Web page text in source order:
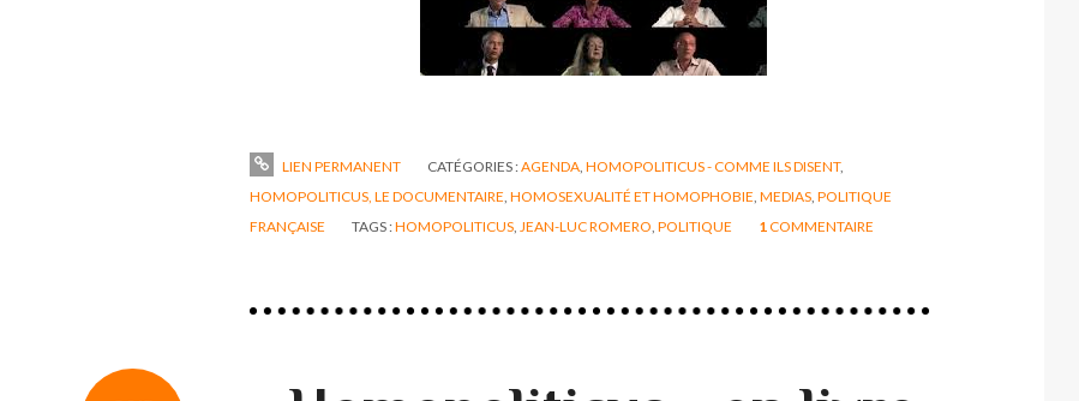
LIEN PERMANENT CATÉGORIES :AGENDA HOMOPOLITICUS - COMME ILS DISENT,
HOMOPOLITICUS, LE DOCUMENTAIRE HOMOSEXUALITÉ ET HOMOPHOBIE MEDIAS POLITIQUE
FRANÇAISE
TAGS :HOMOPOLITICUS JEAN-LUC ROMERO POLITIQUE 1 COMMENTAIRE